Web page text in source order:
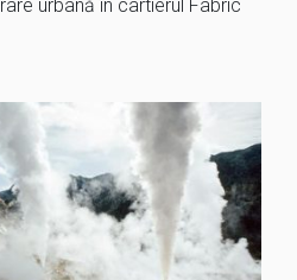
urbană în cartierul Fabric